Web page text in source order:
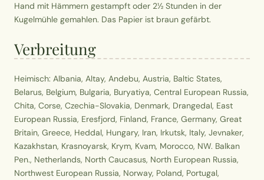
Hand mit Hämmern gestampft oder 2½ Stunden in der
Kugelmühle gemahlen. Das Papier ist braun gefärbt.
Verbreitung
Heimisch: Albania, Altay, Andebu, Austria, Baltic States,
Belarus, Belgium, Bulgaria, Buryatiya, Central European Russia,
Chita, Corse, Czechia-Slovakia, Denmark, Drangedal, East
European Russia, Eresfjord, Finland, France, Germany, Great
Britain, Greece, Heddal, Hungary, Iran, Irkutsk, Italy, Jevnaker,
Kazakhstan, Krasnoyarsk, Krym, Kvam, Morocco, NW. Balkan
Pen., Netherlands, North Caucasus, North European Russia,
Northwest European Russia, Norway, Poland, Portugal,